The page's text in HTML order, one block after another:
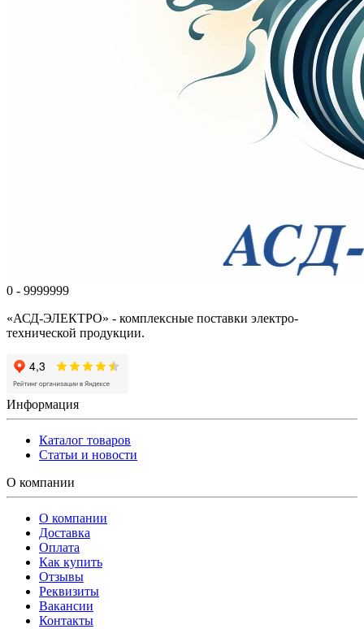
0 - 9999999
«АСД-ЭЛЕКТРО» - комплексные поставки электро-
технической продукции.
Информация
Каталог товаров
Статьи и новости
О компании
О компании
Доставка
Оплата
Как купить
Отзывы
Реквизиты
Вакансии
Контакты